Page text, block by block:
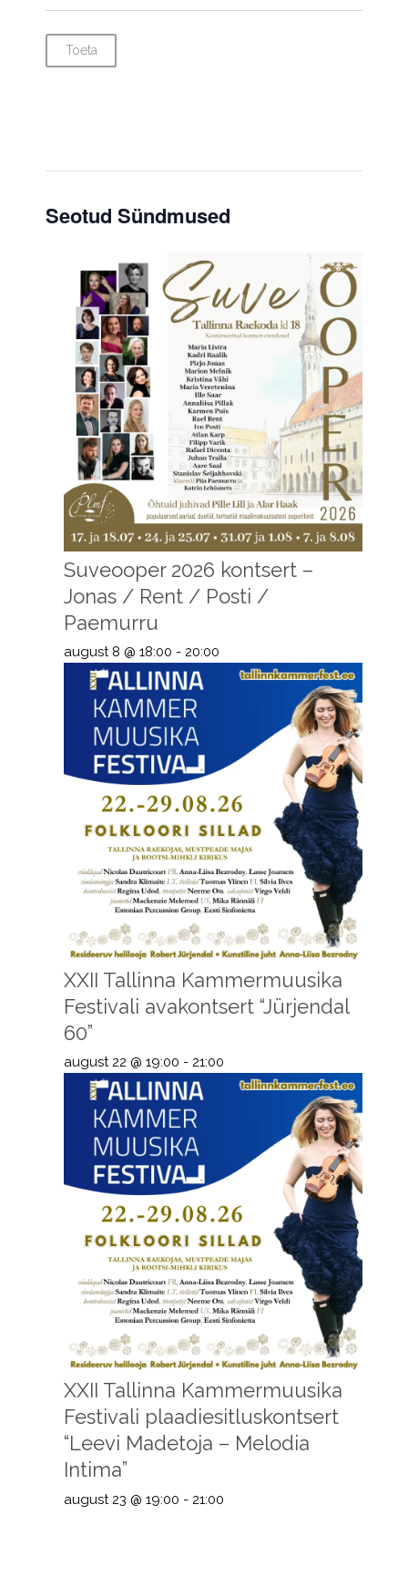
Toeta
Seotud Sündmused
Suveooper 2026 kontsert –
Jonas / Rent / Posti /
Paemurru
august 8 @ 18:00 - 20:00
XXII Tallinna Kammermuusika
Festivali avakontsert “Jürjendal
60”
august 22 @ 19:00 - 21:00
XXII Tallinna Kammermuusika
Festivali plaadiesitluskontsert
“Leevi Madetoja – Melodia
Intima”
august 23 @ 19:00 - 21:00